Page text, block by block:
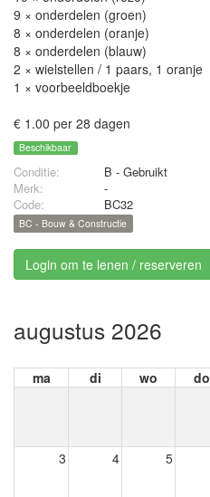
9 × onderdelen (groen)
8 × onderdelen (oranje)
8 × onderdelen (blauw)
2 × wielstellen / 1 paars, 1 oranje
1 × voorbeeldboekje
€ 1.00 per 28 dagen
Beschikbaar
Conditie:
B - Gebruikt
Merk:
-
Code:
BC32
BC - Bouw & Constructie
Login om te lenen / reserveren
augustus 2026
ma di wo do
3 4 5